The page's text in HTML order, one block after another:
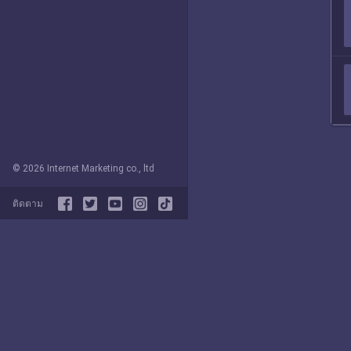
© 2026 Internet Marketing co., ltd
ติดตาม